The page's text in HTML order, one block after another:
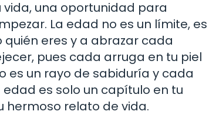
una oportunidad para
La edad no es un límite, es
eres y a abrazar cada
pues cada arruga en tu piel
es un rayo de sabiduría y cada
es solo un capítulo en tu
hermoso relato de vida.